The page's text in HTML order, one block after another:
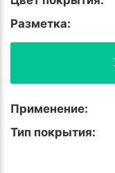
Разметка:
Применение:
Тип покрытия: